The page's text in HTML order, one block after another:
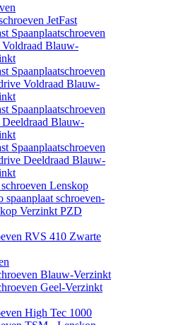
JetFast
Spaanplaatschroeven
Blauw-
Spaanplaatschroeven
Voldraad Blauw-
Spaanplaatschroeven
Blauw-
Spaanplaatschroeven
Deeldraad Blauw-
schroeven Lenskop
spaanplaat schroeven-
Verzinkt PZD
RVS 410 Zwarte
Blauw-Verzinkt
Geel-Verzinkt
High Tec 1000